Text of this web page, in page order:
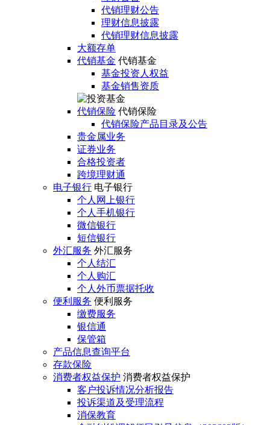
代销理财公告
理财信息披露
代销理财信息披露
大额存单
代销基金 代销基金
基金投资人权益
基金销售资质
代销保险 代销保险
代销保险产品目录及公告
贵金属业务
证券业务
合格投资者
跨境理财通
电子银行 电子银行
个人网上银行
个人手机银行
微信银行
短信银行
外汇服务 外汇服务
个人结汇
个人购汇
个人外币票据托收
便利服务 便利服务
缴费服务
银信通
保管箱
产品信息查询平台
存款保险
消费者权益保护 消费者权益保护
客户投诉情况分析报告
投诉渠道及受理流程
消保教育